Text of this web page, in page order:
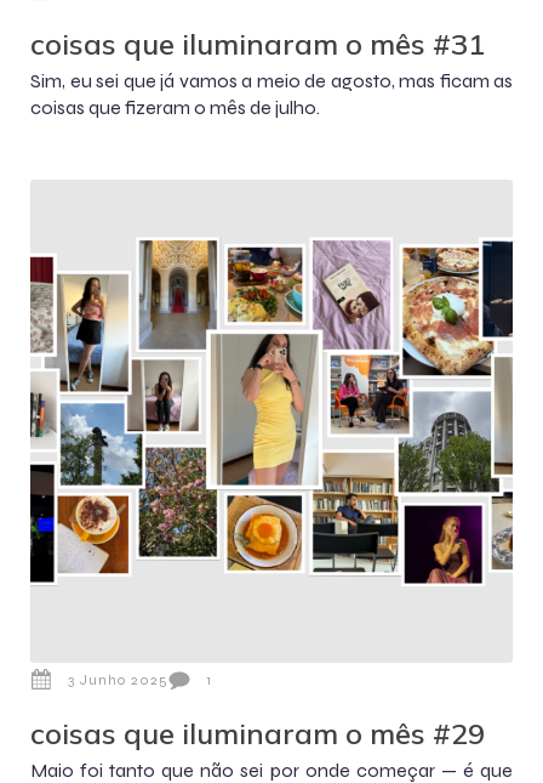
coisas que iluminaram o mês #31
Sim, eu sei que já vamos a meio de agosto, mas ficam as
coisas que fizeram o mês de julho.
3 Junho 2025 1
coisas que iluminaram o mês #29
Maio foi tanto que não sei por onde começar — é que